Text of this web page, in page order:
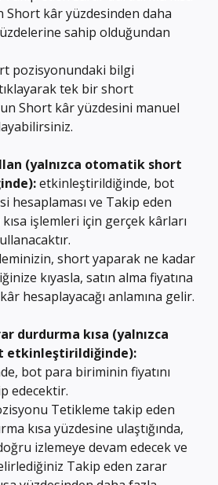
Short kâr yüzdesinden daha
sahip olduğundan
pozisyonundaki bilgi
tek bir short
Short kâr yüzdesini manuel
(yalnızca otomatik short
etkinleştirildiğinde, bot
hesaplaması ve Takip eden
işlemleri için gerçek kârları
short yaparak ne kadar
kıyasla, satın alma fiyatına
hesaplayacağı anlamına gelir.
durdurma kısa (yalnızca
etkinleştirildiğinde):
bot para biriminin fiyatını
edecektir.
Tetikleme takip eden
kısa yüzdesine ulaştığında,
izlemeye devam edecek ve
Takip eden zarar